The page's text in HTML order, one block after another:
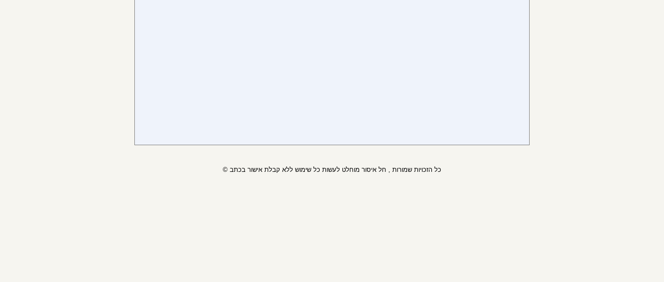
© כל הזכויות שמורות , חל איסור מוחלט לעשות כל שימוש ללא קבלת אישור בכתב